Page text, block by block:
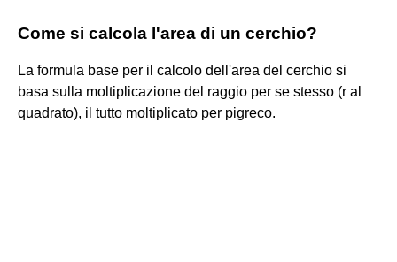
Come si calcola l'area di un cerchio?
La formula base per il calcolo dell'area del cerchio si
basa sulla moltiplicazione del raggio per se stesso (r al
quadrato), il tutto moltiplicato per pigreco.